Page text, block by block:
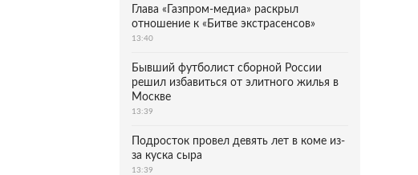
Глава «Газпром-медиа» раскрыл
отношение к «Битве экстрасенсов»
13:40
Бывший футболист сборной России
решил избавиться от элитного жилья в
Москве
13:39
Подросток провел девять лет в коме из-
за куска сыра
13:39